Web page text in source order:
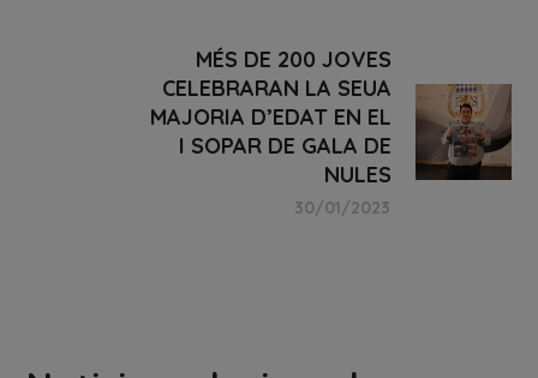
MÉS DE 200 JOVES
CELEBRARAN LA SEUA
MAJORIA D’EDAT EN EL
I SOPAR DE GALA DE
NULES
30/01/2023